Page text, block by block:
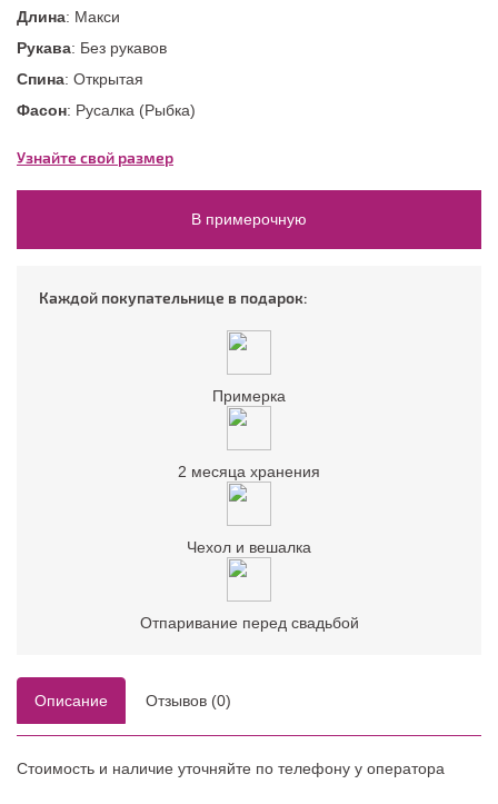
Длина: Макси
Рукава: Без рукавов
Спина: Открытая
Фасон: Русалка (Рыбка)
Узнайте свой размер
В примерочную
Каждой покупательнице в подарок:
Примерка
2 месяца хранения
Чехол и вешалка
Отпаривание перед свадьбой
Описание Отзывов (0)
Стоимость и наличие уточняйте по телефону у оператора